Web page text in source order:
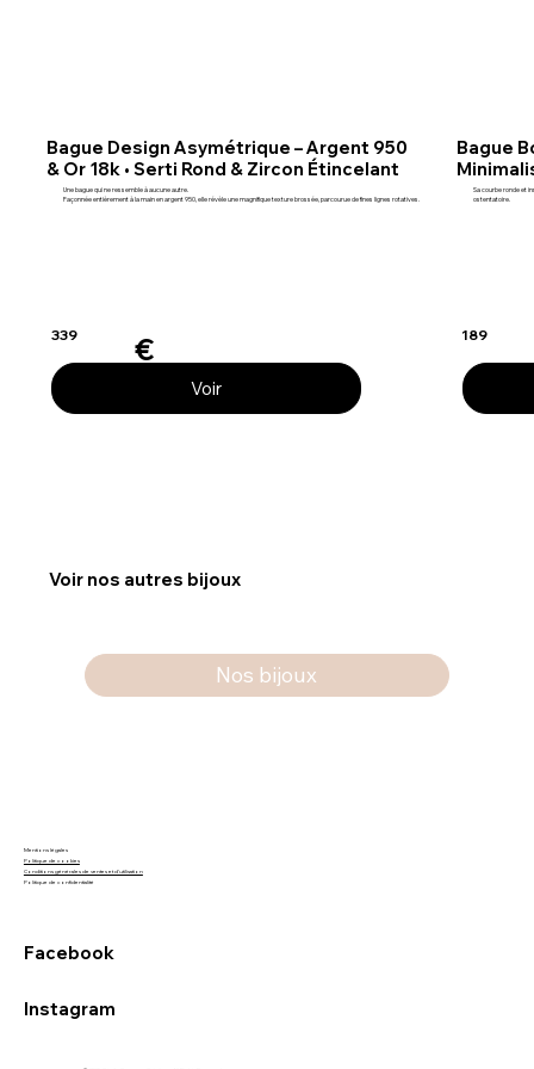
Bague Design Asymétrique – Argent 950
& Or 18k • Serti Rond & Zircon Étincelant
Une bague qui ne ressemble à aucune autre.
Façonnée entièrement à la main en argent 950, elle révèle une magnifique texture brossée, parcourue de fines lignes rotatives.
Voir
339 €
Bague
Sa courbe ronde et
ostentatoire.
189
Voir nos autres bijoux
Nos bijoux
Mentions légales
Politique de cookies
Conditions générales de ventes et d'utilisation
Politique de confidentialité
Facebook
Instagram